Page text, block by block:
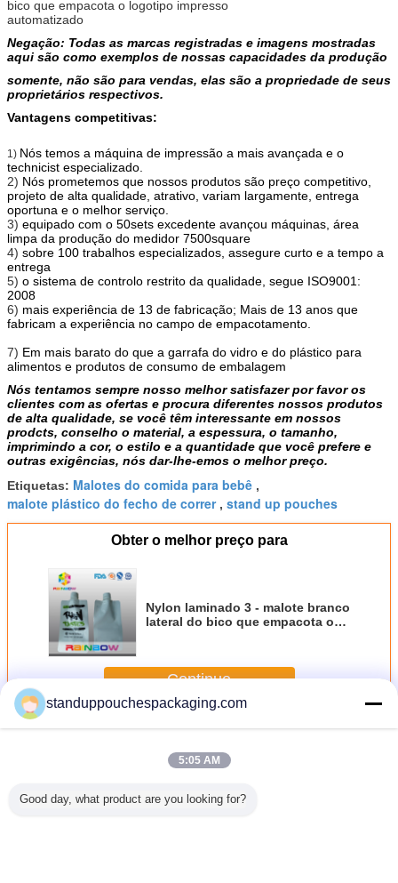
Negação: Todas as marcas registradas e imagens mostradas
aqui são como exemplos de nossas capacidades da produção
somente, não são para vendas, elas são a propriedade de seus
proprietários respectivos.
Vantagens competitivas:
1) Nós temos a máquina de impressão a mais avançada e o
technicist especializado.
2) Nós prometemos que nossos produtos são preço competitivo,
projeto de alta qualidade, atrativo, variam largamente, entrega
oportuna e o melhor serviço.
3) equipado com o 50sets excedente avançou máquinas, área
limpa da produção do medidor 7500square
4) sobre 100 trabalhos especializados, assegure curto e a tempo a
entrega
5) o sistema de controlo restrito da qualidade, segue ISO9001:
2008
6) mais experiência de 13 de fabricação; Mais de 13 anos que
fabricam a experiência no campo de empacotamento.
7) Em mais barato do que a garrafa do vidro e do plástico para
alimentos e produtos de consumo de embalagem
Nós tentamos sempre nosso melhor satisfazer por favor os
clientes com as ofertas e procura diferentes nossos produtos
de alta qualidade, se você têm interessante em nossos
prodcts, conselho o material, a espessura, o tamanho,
imprimindo a cor, o estilo e a quantidade que você prefere e
outras exigências, nós dar-lhe-emos o melhor preço.
Etiquetas: Malotes do comida para bebê ,
malote plástico do fecho de correr, stand up pouches
Obter o melhor preço para
Nylon laminado 3 - malote branco
lateral do bico que empacota o
Continue
MaisBolsa de bico
standuppouchespackaging.com
5:05 AM
Good day, what product are you looking for?